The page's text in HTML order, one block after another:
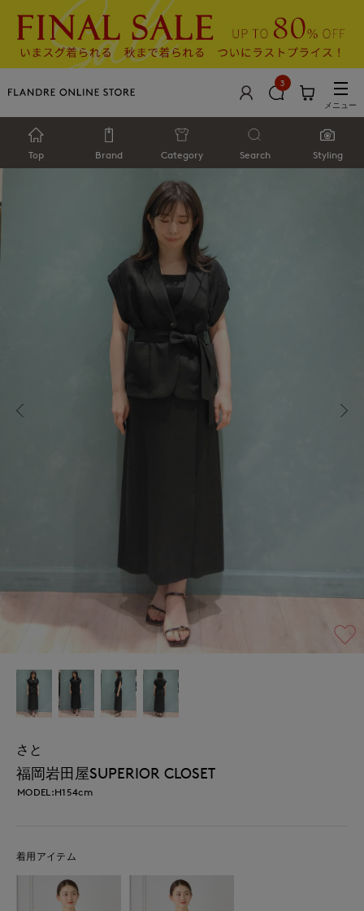
3
メニュー
Top Brand Category Search Styling
さと
福岡岩田屋SUPERIOR CLOSET
MODEL:H154cm
着用アイテム